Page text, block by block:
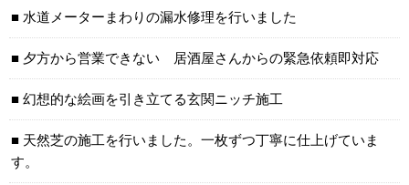
水道メーターまわりの漏水修理を行いました
夕方から営業できない 居酒屋さんからの緊急依頼即対応
幻想的な絵画を引き立てる玄関ニッチ施工
天然芝の施工を行いました。一枚ずつ丁寧に仕上げていま
す。